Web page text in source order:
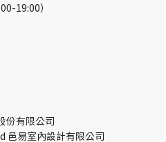
19:00）
份有限公司
邑易室內設計有限公司